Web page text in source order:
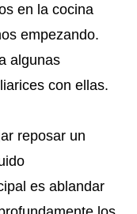
en la cocina
empezando.
algunas
con ellas.
reposar un
es ablandar